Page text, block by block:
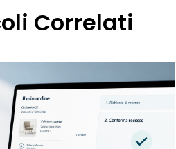
Correlati